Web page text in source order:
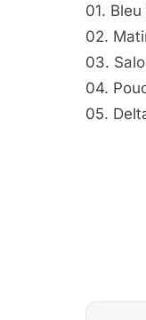
01.
02.
03.
04.
05.